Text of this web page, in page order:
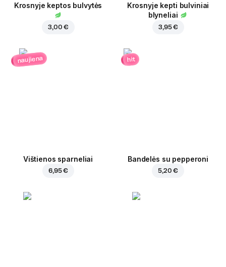
Krosnyje keptos bulvytės
3,00 €
Krosnyje kepti bulviniai
blyneliai
3,95 €
naujiena
Vištienos sparneliai
6,95 €
hit
Bandelės su pepperoni
5,20 €